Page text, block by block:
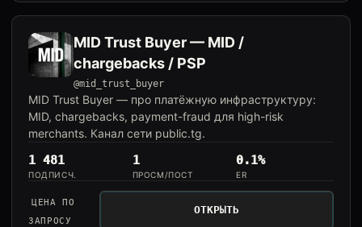
MID Trust Buyer — MID /
chargebacks / PSP
@mid_trust_buyer
MID Trust Buyer — про платёжную инфраструктуру:
MID, chargebacks, payment-fraud для high-risk
merchants. Канал сети public.tg.
1 481
ПОДПИСЧ.
1
ПРОСМ/ПОСТ
0.1%
ER
ЦЕНА ПО
ЗАПРОСУ
ОТКРЫТЬ